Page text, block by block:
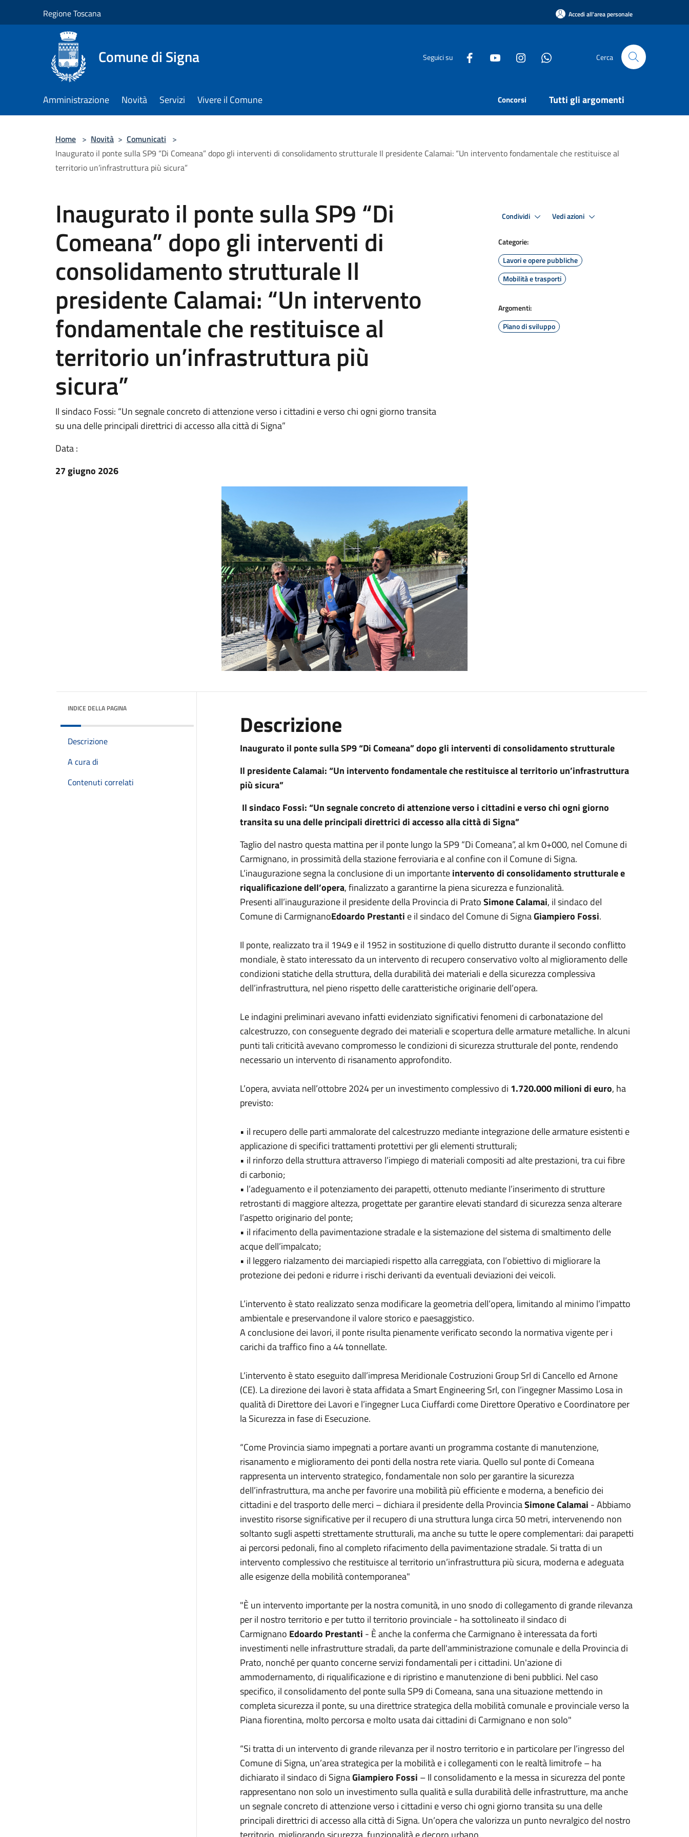
Regione Toscana Accedi all'area personale
Comune di Signa Seguici su Cerca
Amministrazione Novità Servizi Vivere il Comune Concorsi Tutti gli argomenti
Home > Novità > Comunicati >
Inaugurato il ponte sulla SP9 “Di Comeana” dopo gli interventi di consolidamento strutturale Il presidente Calamai: “Un intervento fondamentale che restituisce al
territorio un’infrastruttura più sicura”
Inaugurato il ponte sulla SP9 “Di
Comeana” dopo gli interventi di
consolidamento strutturale Il
presidente Calamai: “Un intervento
fondamentale che restituisce al
territorio un’infrastruttura più
sicura”
Il sindaco Fossi: “Un segnale concreto di attenzione verso i cittadini e verso chi ogni giorno transita
su una delle principali direttrici di accesso alla città di Signa”
Data :
27 giugno 2026
Condividi Vedi azioni
Categorie:
Lavori e opere pubbliche
Mobilità e trasporti
Argomenti:
Piano di sviluppo
INDICE DELLA PAGINA
Descrizione
A cura di
Contenuti correlati
Descrizione
Inaugurato il ponte sulla SP9 “Di Comeana” dopo gli interventi di consolidamento strutturale
Il presidente Calamai: “Un intervento fondamentale che restituisce al territorio un’infrastruttura
più sicura”
Il sindaco Fossi: “Un segnale concreto di attenzione verso i cittadini e verso chi ogni giorno
transita su una delle principali direttrici di accesso alla città di Signa”
Taglio del nastro questa mattina per il ponte lungo la SP9 “Di Comeana”, al km 0+000, nel Comune di
Carmignano, in prossimità della stazione ferroviaria e al confine con il Comune di Signa.
L’inaugurazione segna la conclusione di un importanteintervento di consolidamento strutturale e
riqualificazione dell’opera, finalizzato a garantirne la piena sicurezza e funzionalità.
Presenti all’inaugurazione il presidente della Provincia di PratoSimone Calamai, il sindaco del
Comune di CarmignanoEdoardo Prestanti e il sindaco del Comune di SignaGiampiero Fossi.
Il ponte, realizzato tra il 1949 e il 1952 in sostituzione di quello distrutto durante il secondo conflitto
mondiale, è stato interessato da un intervento di recupero conservativo volto al miglioramento delle
condizioni statiche della struttura, della durabilità dei materiali e della sicurezza complessiva
dell’infrastruttura, nel pieno rispetto delle caratteristiche originarie dell’opera.
Le indagini preliminari avevano infatti evidenziato significativi fenomeni di carbonatazione del
calcestruzzo, con conseguente degrado dei materiali e scopertura delle armature metalliche. In alcuni
punti tali criticità avevano compromesso le condizioni di sicurezza strutturale del ponte, rendendo
necessario un intervento di risanamento approfondito.
L’opera, avviata nell’ottobre 2024 per un investimento complessivo di 1.720.000 milioni di euro, ha
previsto:
• il recupero delle parti ammalorate del calcestruzzo mediante integrazione delle armature esistenti e
applicazione di specifici trattamenti protettivi per gli elementi strutturali;
• il rinforzo della struttura attraverso l’impiego di materiali compositi ad alte prestazioni, tra cui fibre
di carbonio;
• l’adeguamento e il potenziamento dei parapetti, ottenuto mediante l’inserimento di strutture
retrostanti di maggiore altezza, progettate per garantire elevati standard di sicurezza senza alterare
l’aspetto originario del ponte;
• il rifacimento della pavimentazione stradale e la sistemazione del sistema di smaltimento delle
acque dell’impalcato;
• il leggero rialzamento dei marciapiedi rispetto alla carreggiata, con l’obiettivo di migliorare la
protezione dei pedoni e ridurre i rischi derivanti da eventuali deviazioni dei veicoli.
L’intervento è stato realizzato senza modificare la geometria dell’opera, limitando al minimo l’impatto
ambientale e preservandone il valore storico e paesaggistico.
A conclusione dei lavori, il ponte risulta pienamente verificato secondo la normativa vigente per i
carichi da traffico fino a 44 tonnellate.
L’intervento è stato eseguito dall’impresa Meridionale Costruzioni Group Srl di Cancello ed Arnone
(CE). La direzione dei lavori è stata affidata a Smart Engineering Srl, con l’ingegner Massimo Losa in
qualità di Direttore dei Lavori e l’ingegner Luca Ciuffardi come Direttore Operativo e Coordinatore per
la Sicurezza in fase di Esecuzione.
“Come Provincia siamo impegnati a portare avanti un programma costante di manutenzione,
risanamento e miglioramento dei ponti della nostra rete viaria. Quello sul ponte di Comeana
rappresenta un intervento strategico, fondamentale non solo per garantire la sicurezza
dell’infrastruttura, ma anche per favorire una mobilità più efficiente e moderna, a beneficio dei
cittadini e del trasporto delle merci – dichiara il presidente della ProvinciaSimone Calamai - Abbiamo
investito risorse significative per il recupero di una struttura lunga circa 50 metri, intervenendo non
soltanto sugli aspetti strettamente strutturali, ma anche su tutte le opere complementari: dai parapetti
ai percorsi pedonali, fino al completo rifacimento della pavimentazione stradale. Si tratta di un
intervento complessivo che restituisce al territorio un’infrastruttura più sicura, moderna e adeguata
alle esigenze della mobilità contemporanea"
"È un intervento importante per la nostra comunità, in uno snodo di collegamento di grande rilevanza
per il nostro territorio e per tutto il territorio provinciale - ha sottolineato il sindaco di
Carmignano Edoardo Prestanti - È anche la conferma che Carmignano è interessata da forti
investimenti nelle infrastrutture stradali, da parte dell'amministrazione comunale e della Provincia di
Prato, nonché per quanto concerne servizi fondamentali per i cittadini. Un'azione di
ammodernamento, di riqualificazione e di ripristino e manutenzione di beni pubblici. Nel caso
specifico, il consolidamento del ponte sulla SP9 di Comeana, sana una situazione mettendo in
completa sicurezza il ponte, su una direttrice strategica della mobilità comunale e provinciale verso la
Piana fiorentina, molto percorsa e molto usata dai cittadini di Carmignano e non solo"
“Si tratta di un intervento di grande rilevanza per il nostro territorio e in particolare per l’ingresso del
Comune di Signa, un’area strategica per la mobilità e i collegamenti con le realtà limitrofe – ha
dichiarato il sindaco di SignaGiampiero Fossi – Il consolidamento e la messa in sicurezza del ponte
rappresentano non solo un investimento sulla qualità e sulla durabilità delle infrastrutture, ma anche
un segnale concreto di attenzione verso i cittadini e verso chi ogni giorno transita su una delle
principali direttrici di accesso alla città di Signa. Un’opera che valorizza un punto nevralgico del nostro